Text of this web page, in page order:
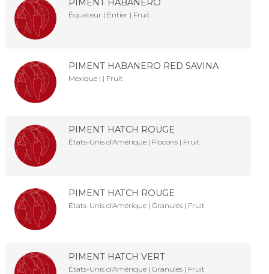
PIMENT HABANERO
Équateur | Entier | Fruit
PIMENT HABANERO RED SAVINA
Mexique | | Fruit
PIMENT HATCH ROUGE
États-Unis d'Amérique | Flocons | Fruit
PIMENT HATCH ROUGE
États-Unis d'Amérique | Granulés | Fruit
PIMENT HATCH VERT
États-Unis d'Amérique | Granulés | Fruit